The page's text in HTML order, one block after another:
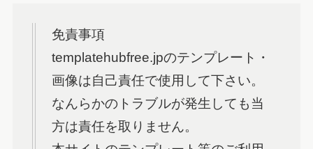
免責事項
templatehubfree.jpのテンプレート・
画像は自己責任で使用して下さい。
なんらかのトラブルが発生しても当
方は責任を取りません。